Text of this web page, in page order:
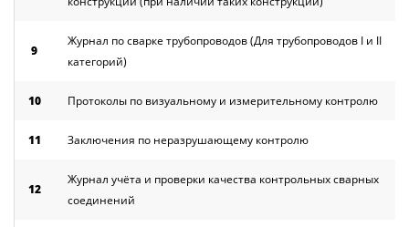
9
Журнал по сварке трубопроводов (Для трубопроводов I и II
категорий)
10 Протоколы по визуальному и измерительному контролю
11 Заключения по неразрушающему контролю
12
Журнал учёта и проверки качества контрольных сварных
соединений